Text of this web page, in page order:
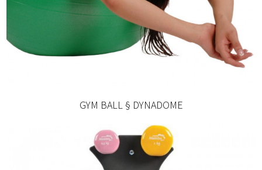
GYM BALL § DYNADOME